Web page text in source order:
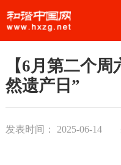
【6月第二个
然遗产日”
发表时间： 2025-06-14